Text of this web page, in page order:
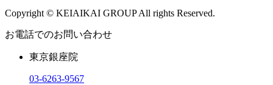
Copyright © KEIAIKAI GROUP All rights Reserved.
お電話でのお問い合わせ
東京銀座院
03-6263-9567